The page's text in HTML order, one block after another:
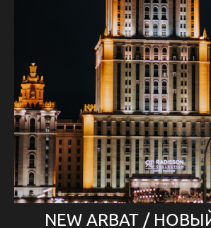
NEW ARBAT /